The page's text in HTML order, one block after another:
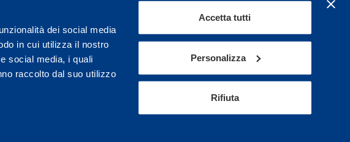
dei social media
in cui utilizza il nostro
social media, i quali
raccolto dal suo utilizzo
Accetta tutti
Personalizza
Rifiuta
Dichiarazione di
accessibilità